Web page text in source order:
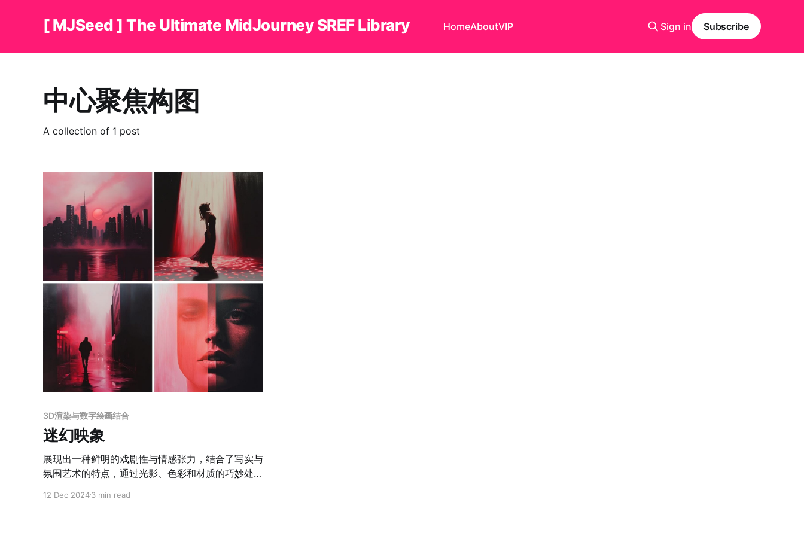
[ MJSeed ] The Ultimate MidJourney SREF Library HomeAboutVIP Sign in Subscribe
中心聚焦构图
A collection of 1 post
3D渲染与数字绘画结合
迷幻映象
展现出一种鲜明的戏剧性与情感张力，结合了写实与
氛围艺术的特点，通过光影、色彩和材质的巧妙处
调以红色和粉色为主，搭配深黑与冷色光影的对比，
12 Dec 20243 min read